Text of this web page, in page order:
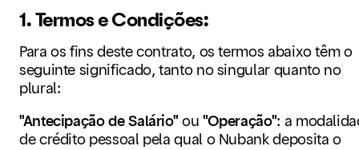
1. Termos e Condições:
Para os fins deste contrato, os termos abaixo têm o
seguinte significado, tanto no singular quanto no
plural:
"Antecipação de Salário" ou "Operação": a
de crédito pessoal pela qual o Nubank deposita o